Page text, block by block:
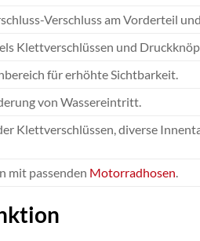
Verschluss am Vorderteil
Klettverschlüssen und
für erhöhte Sichtbarkeit.
von Wassereintritt.
Klettverschlüssen, diverse
mit passenden Motorradhosen